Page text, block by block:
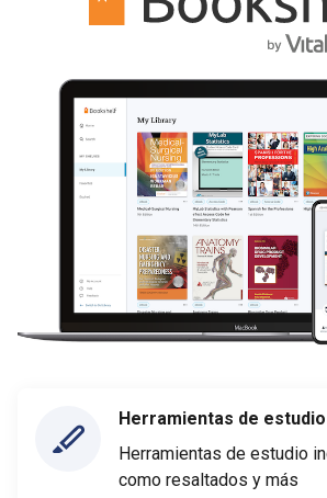
Herramientas de estudio
Herramientas de estudio
como resaltados y más